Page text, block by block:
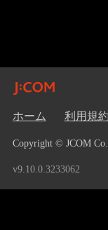
ホーム 利用規約
Copyright © JCOM
v9.10.0.3233062